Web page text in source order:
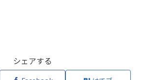
シェアする